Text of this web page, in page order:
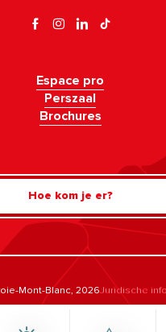
Espace pro
Perszaal
Brochures
Hoe kom je er?
Mont-Blanc, 2026Juridische
Beheer van toestemming
voldoet niet